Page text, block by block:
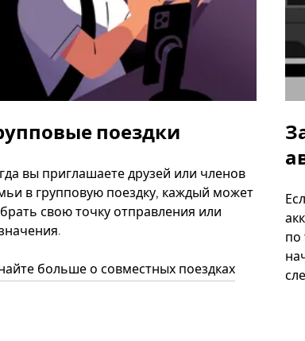
поездки
вы приглашаете друзей или членов
в групповую поездку, каждый может
свою точку отправления или
больше о совместных поездках
по